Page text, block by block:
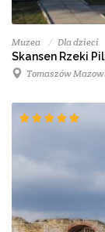
Muzea Dla dzieci
Skansen Rzeki
Tomaszów